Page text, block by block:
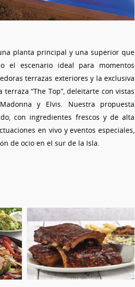
planta principal y una superior que
el escenario ideal para momentos
terrazas exteriores y la exclusiva
“The Top”, deleitarte con vistas
y Elvis. Nuestra propuesta
con ingredientes frescos y de alta
en vivo y eventos especiales,
de ocio en el sur de la Isla.